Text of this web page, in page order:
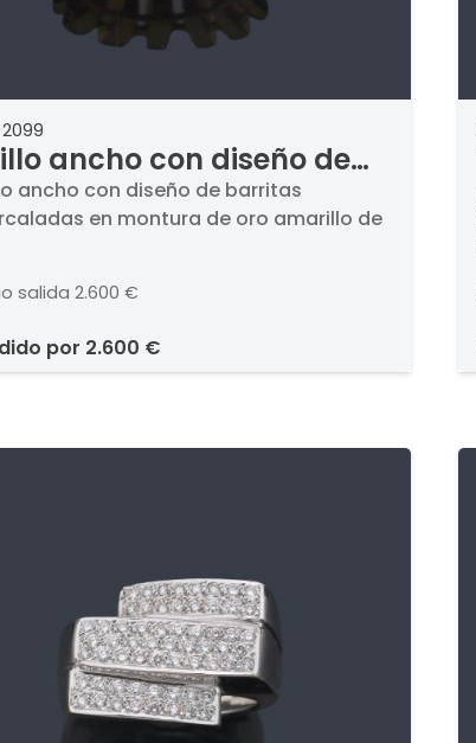
ancho con diseño de
intercaladas en
de oro amarillo de
ancho con diseño de barritas
en montura de oro amarillo de
salida 2.600 €
por 2.600 €